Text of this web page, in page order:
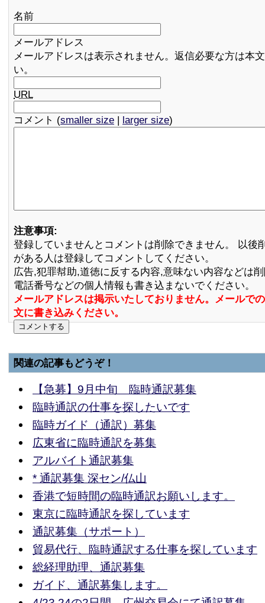
名前
メールアドレス
メールアドレスは表示されません。返信必要な方は本
い。
URL
コメント (smaller size | larger size)
注意事項:
登録していませんとコメントは削除できません。 以後
がある人は登録してコメントしてください。
広告,犯罪幇助,道徳に反する内容,意味ない内容などは
電話番号などの個人情報も書き込まないでください。
メールアドレスは掲示いたしておりません。メールで
文に書き込みください。
関連の記事もどうぞ！
【急募】9月中旬 臨時通訳募集
臨時通訳の仕事を探したいです
臨時ガイド（通訳）募集
広東省に臨時通訳を募集
アルバイト通訳募集
* 通訳募集 深セン/仏山
香港で短時間の臨時通訳お願いします。
東京に臨時通訳を探しています
通訳募集（サポート）
貿易代行、臨時通訳する仕事を探しています
総経理助理、通訳募集
ガイド、通訳募集します。